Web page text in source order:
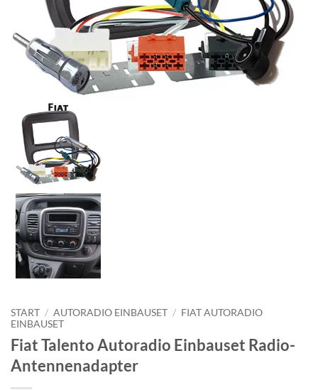
START / AUTORADIO EINBAUSET / FIAT AUTORADIO
EINBAUSET
Fiat Talento Autoradio Einbauset Radio-
Antennenadapter